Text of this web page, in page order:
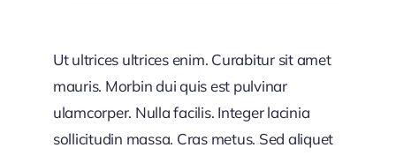
Ut ultrices ultrices enim. Curabitur sit amet
mauris. Morbin dui quis est pulvinar
ulamcorper. Nulla facilis. Integer lacinia
sollicitudin massa. Cras metus. Sed aliquet